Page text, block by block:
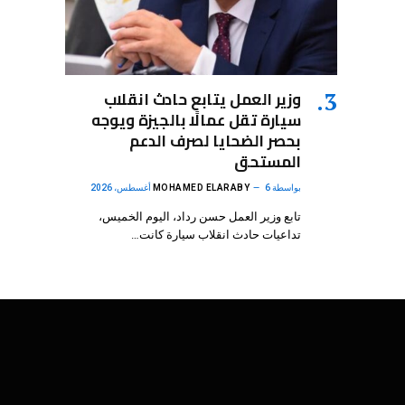
وزير العمل يتابع حادث انقلاب
سيارة تقل عمالًا بالجيزة ويوجه
بحصر الضحايا لصرف الدعم
المستحق
بواسطة MOHAMED ELARABY 6 أغسطس، 2026
تابع وزير العمل حسن رداد، اليوم الخميس،
تداعيات حادث انقلاب سيارة كانت…